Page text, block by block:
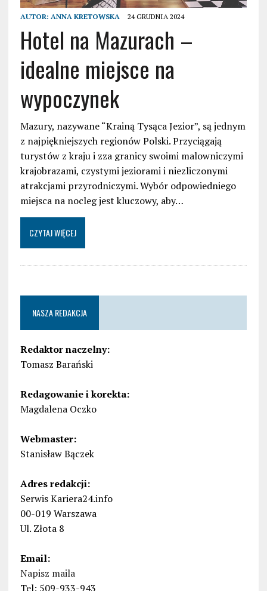
AUTOR: ANNA KRETOWSKA 24 GRUDNIA 2024
Hotel na Mazurach –
idealne miejsce na
wypoczynek
Mazury, nazywane “Krainą Tysąca Jezior”, są jednym
z najpiękniejszych regionów Polski. Przyciągają
turystów z kraju i zza granicy swoimi malowniczymi
krajobrazami, czystymi jeziorami i niezliczonymi
atrakcjami przyrodniczymi. Wybór odpowiedniego
miejsca na nocleg jest kluczowy, aby…
CZYTAJ WIĘCEJ
NASZA REDAKCJA
Redaktor naczelny:
Tomasz Barański
Redagowanie i korekta:
Magdalena Oczko
Webmaster:
Stanisław Bączek
Adres redakcji:
Serwis Kariera24.info
00-019 Warszawa
Ul. Złota 8
Email:
Napisz maila
Tel: 509-933-943